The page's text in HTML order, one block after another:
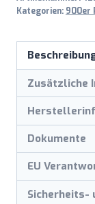
Kategorien: 900er
Zusätzliche
Dokumente
EU
Sicherheits-